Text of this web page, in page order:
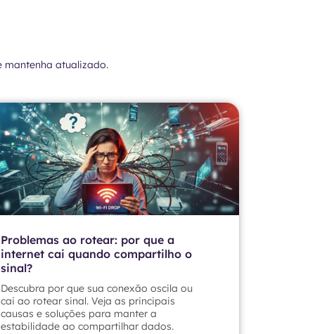
mantenha atualizado.
Problemas ao rotear: por que a
internet cai quando compartilho o
sinal?
Descubra por que sua conexão oscila ou
cai ao rotear sinal. Veja as principais
causas e soluções para manter a
estabilidade ao compartilhar dados.